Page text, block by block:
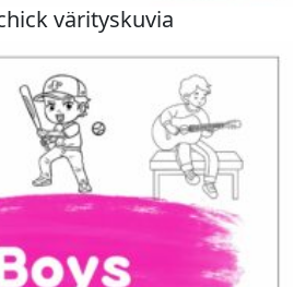
värityskuvia